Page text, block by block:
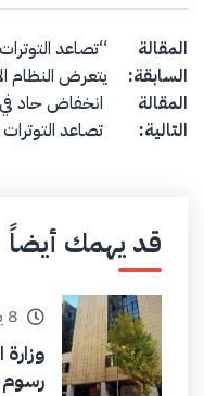
navigation
المقالة
السابقة:
“تصاعد
يتعرض النظام
المقالة
التالية:
انخفاض حاد
تصاعد
قد يهمك أيضاً
8 يناير, 2026 - 03:53 م
رسوم